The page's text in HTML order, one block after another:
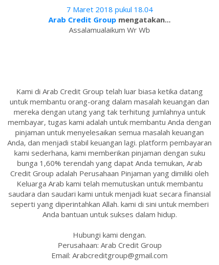
7 Maret 2018 pukul 18.04
Arab Credit Group mengatakan...
Assalamualaikum Wr Wb
Kami di Arab Credit Group telah luar biasa ketika datang
untuk membantu orang-orang dalam masalah keuangan dan
mereka dengan utang yang tak terhitung jumlahnya untuk
membayar, tugas kami adalah untuk membantu Anda dengan
pinjaman untuk menyelesaikan semua masalah keuangan
Anda, dan menjadi stabil keuangan lagi. platform pembayaran
kami sederhana, kami memberikan pinjaman dengan suku
bunga 1,60% terendah yang dapat Anda temukan, Arab
Credit Group adalah Perusahaan Pinjaman yang dimiliki oleh
Keluarga Arab kami telah memutuskan untuk membantu
saudara dan saudari kami untuk menjadi kuat secara finansial
seperti yang diperintahkan Allah. kami di sini untuk memberi
Anda bantuan untuk sukses dalam hidup.
Hubungi kami dengan.
Perusahaan: Arab Credit Group
Email: Arabcreditgroup@gmail.com